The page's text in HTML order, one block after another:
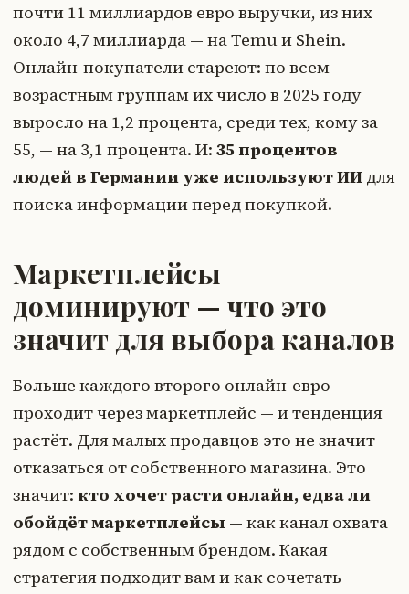
почти 11 миллиардов евро выручки, из них
около 4,7 миллиарда — на Temu и Shein.
Онлайн-покупатели стареют: по всем
возрастным группам их число в 2025 году
выросло на 1,2 процента, среди тех, кому за
55, — на 3,1 процента. И: 35 процентов
людей в Германии уже используют ИИ для
поиска информации перед покупкой.
Маркетплейсы
доминируют — что это
значит для выбора каналов
Больше каждого второго онлайн-евро
проходит через маркетплейс — и тенденция
растёт. Для малых продавцов это не значит
отказаться от собственного магазина. Это
значит: кто хочет расти онлайн, едва ли
обойдёт маркетплейсы — как канал охвата
рядом с собственным брендом. Какая
стратегия подходит вам и как сочетать